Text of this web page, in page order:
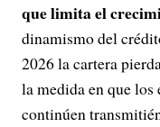
que limita el
dinamismo del
2026 la cartera
la medida en que
continúen